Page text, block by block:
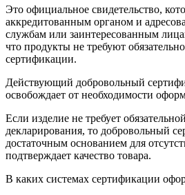
Это официальное свидетельство,
аккредитованным органом и
службам или заинтересованным
что продукты не требуют
сертификации.
Действующий добровольный
освобождает от необходимости
Если изделие не требует
декларирования, то добровольный
достаточным основанием для
подтверждает качество товара.
В каких системах сертификации